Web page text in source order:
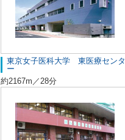
東京女子医科大学 東医療センタ
ー
約2167m／28分